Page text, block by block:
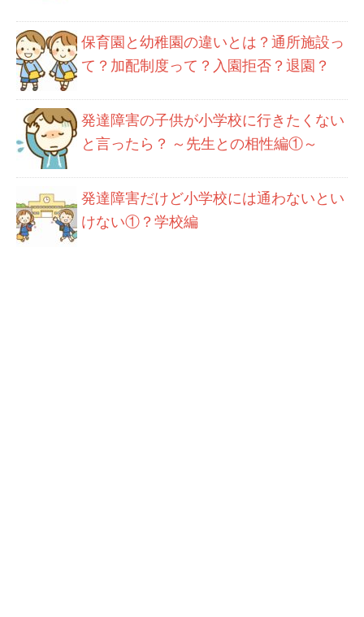
保育園と幼稚園の違いとは？通所施設っ
て？加配制度って？入園拒否？退園？
発達障害の子供が小学校に行きたくない
と言ったら？ ～先生との相性編①～
発達障害だけど小学校には通わないとい
けない①？学校編